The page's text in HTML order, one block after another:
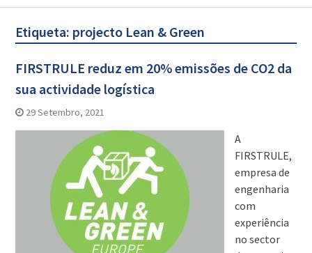
Etiqueta: projecto Lean & Green
FIRSTRULE reduz em 20% emissões de CO2 da
sua actividade logística
29 Setembro, 2021
A
FIRSTRULE,
empresa de
engenharia
com
experiência
no sector